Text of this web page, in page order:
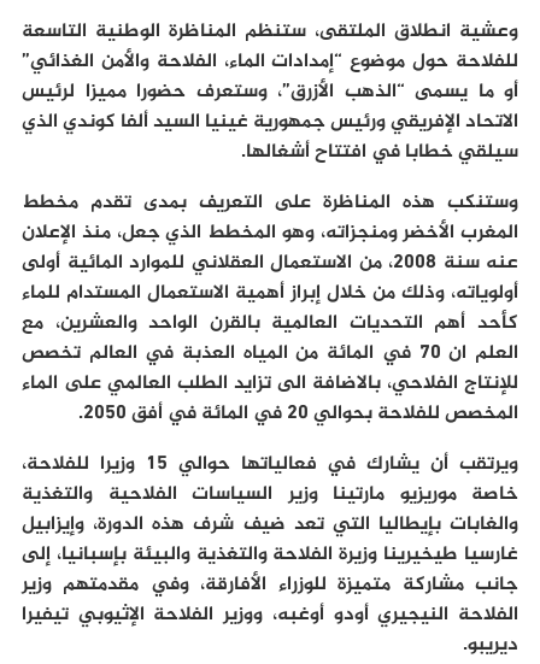
وعشية انطلاق الملتقى، ستنظم المناظرة الوطنية التاسعة
للفلاحة حول موضوع “إمدادات الماء، الفلاحة والأمن الغذائي”
أو ما يسمى “الذهب الأزرق”، وستعرف حضورا مميزا لرئيس
الاتحاد الإفريقي ورئيس جمهورية غينيا السيد ألفا كوندي الذي
سيلقي خطابا في افتتاح أشغالها.
وستنكب هذه المناظرة على التعريف بمدى تقدم مخطط
المغرب الأخضر ومنجزاته، وهو المخطط الذي جعل، منذ الإعلان
عنه سنة 2008، من الاستعمال العقلاني للموارد المائية أولى
أولوياته، وذلك من خلال إبراز أهمية الاستعمال المستدام للماء
كأحد أهم التحديات العالمية بالقرن الواحد والعشرين، مع
العلم ان 70 في المائة من المياه العذبة في العالم تخصص
للإنتاج الفلاحي، بالاضافة الى تزايد الطلب العالمي على الماء
المخصص للفلاحة بحوالي 20 في المائة في أفق 2050.
ويرتقب أن يشارك في فعالياتها حوالي 15 وزيرا للفلاحة،
خاصة موريزيو مارتينا وزير السياسات الفلاحية والتغذية
والغابات بإيطاليا التي تعد ضيف شرف هذه الدورة، وإيزابيل
غارسيا طيخيرينا وزيرة الفلاحة والتغذية والبيئة بإسبانيا، إلى
جانب مشاركة متميزة للوزراء الأفارقة، وفي مقدمتهم وزير
الفلاحة النيجيري أودو أوغبه، ووزير الفلاحة الإثيوبي تيفيرا
ديريبو.